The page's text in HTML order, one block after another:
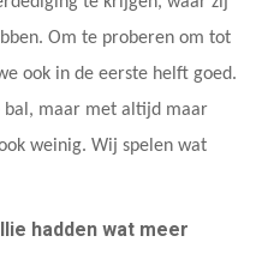
Om te proberen om tot
ook in de eerste helft goed.
bal, maar met altijd maar
weinig. Wij spelen wat
hadden wat meer